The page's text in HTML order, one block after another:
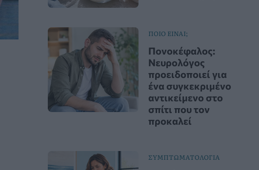
ΠΟΙΟ ΕΙΝΑΙ;
Πονοκέφαλος:
Νευρολόγος
προειδοποιεί για
ένα συγκεκριμένο
αντικείμενο στο
σπίτι που τον
προκαλεί
ΣΥΜΠΤΩΜΑΤΟΛΟΓΙΑ